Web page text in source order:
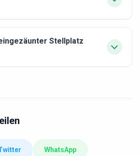
Stellplatz
WhatsApp